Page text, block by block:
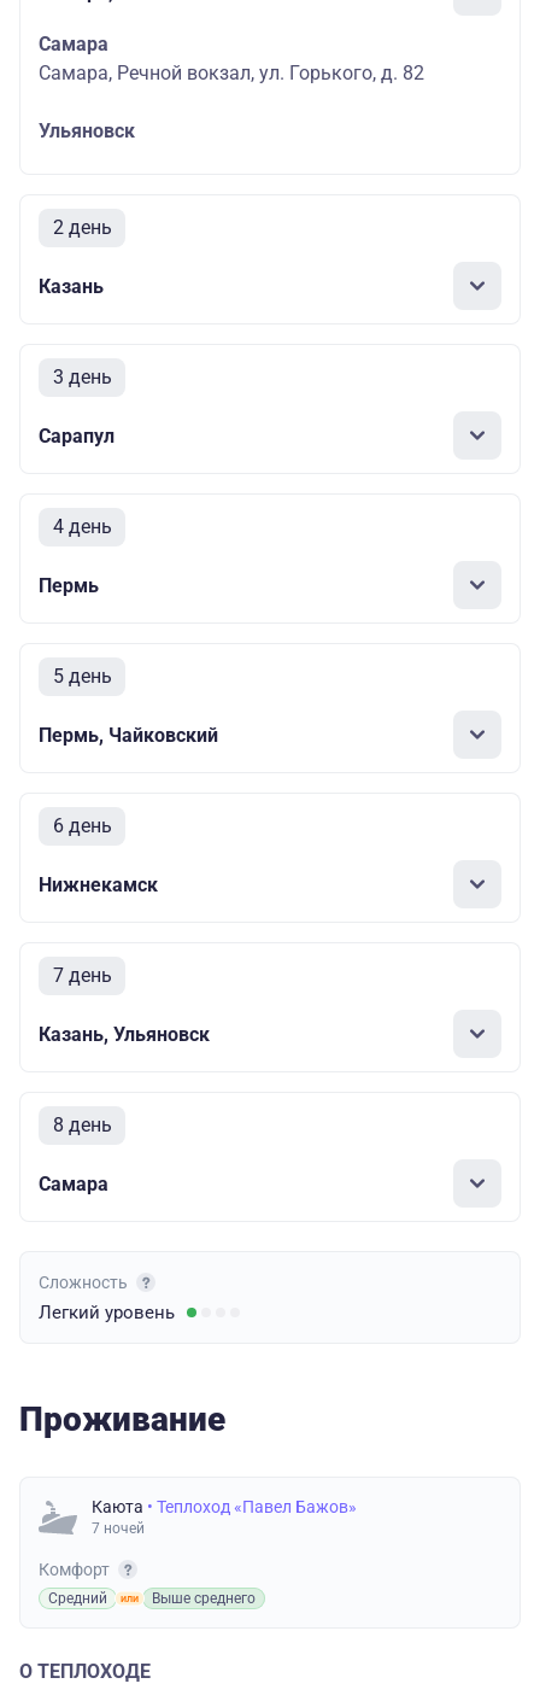
Самара
Самара, Речной вокзал, ул. Горького, д. 82
Ульяновск
2 день
Казань
3 день
Сарапул
4 день
Пермь
5 день
Пермь, Чайковский
6 день
Нижнекамск
7 день
Казань, Ульяновск
8 день
Самара
Сложность
Легкий уровень
Проживание
Каюта • Теплоход «Павел Бажов»
7 ночей
Комфорт
Средний Выше среднего
О ТЕПЛОХОДЕ